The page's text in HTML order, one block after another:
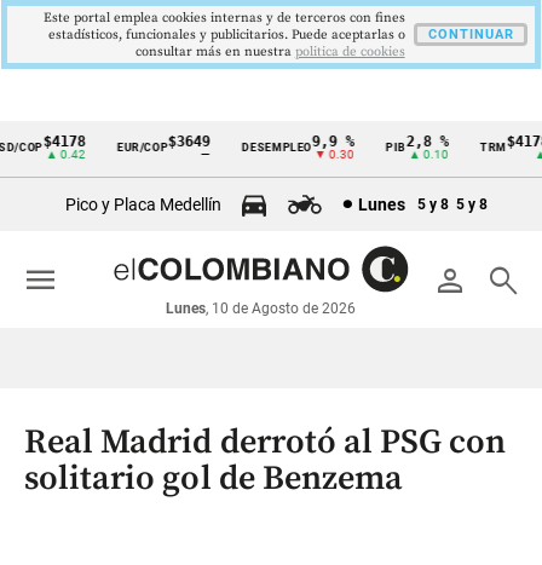
Cintillo
económicos
Colombia
$4178
▲ 0.42
EUR/COP$3649 DESEMPLEO9,9 %
▼ 0.30
2,8 %
▲ 0.10
TRM
▲
Pico y Placa Medellín Lunes 5 y 8 5 y 8
person search
Lunes, 10 de Agosto de 2026
menu
Real Madrid derrotó al PSG con
solitario gol de Benzema
Este portal emplea cookies internas y de terceros con fines
estadísticos, funcionales y publicitarios. Puede aceptarlas o
consultar más en nuestra politica de cookies
CONTINUAR